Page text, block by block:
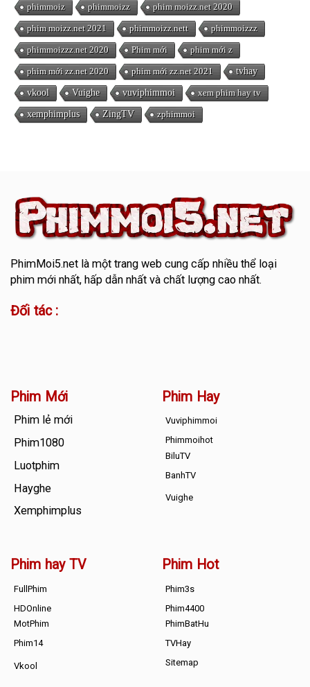
phimmoiz phimmoizz phim moizz.net 2020
phim moizz.net 2021 phimmoizz.nett phimmoizzz
phimmoizzz.net 2020 Phim mới phim mới z
phim mới zz.net 2020 phim mới zz.net 2021 tvhay
vkool Vuighe vuviphimmoi xem phim hay tv
xemphimplus ZingTV zphimmoi
PhimMoi5.netlà một trang web cung cấp nhiều thể loại
phim mới nhất, hấp dẫn nhất và chất lượng cao nhất.
Đối tác :
Phim Mới
Phim lẻ mới
Phim1080
Luotphim
Hayghe
Xemphimplus
Phim Hay
Vuviphimmoi
Phimmoihot
BiluTV
BanhTV
Vuighe
Phim hay TV
FullPhim
HDOnline
MotPhim
Phim14
Vkool
Phim Hot
Phim3s
Phim4400
PhimBatHu
TVHay
Sitemap